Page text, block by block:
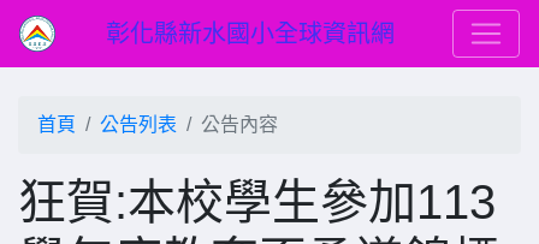
彰化縣新水國小全球資訊網
首頁 公告列表 公告內容
狂賀:本校學生參加113